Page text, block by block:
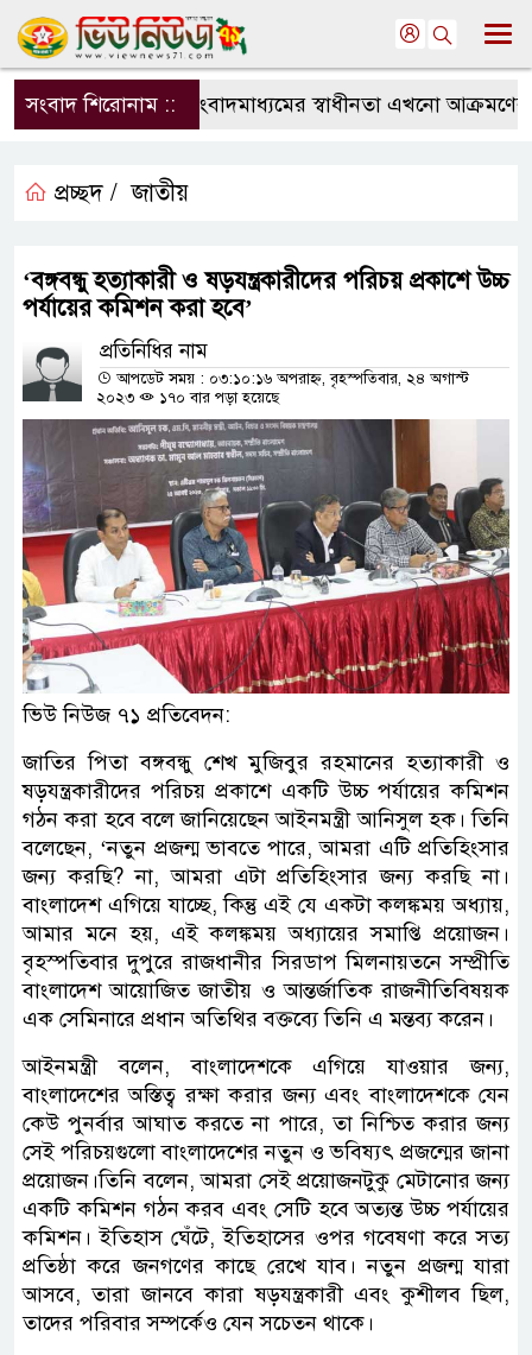
সংবাদ শিরোনাম ::সংবাদমাধ্যমের স্বাধীনতা এখনো আক্রমণের
প্রচ্ছদ / জাতীয়
‘বঙ্গবন্ধু হত্যাকারী ও ষড়যন্ত্রকারীদের পরিচয় প্রকাশে উচ্চ
পর্যায়ের কমিশন করা হবে’
প্রতিনিধির নাম
আপডেট সময় : ০৩:১০:১৬ অপরাহ্ন, বৃহস্পতিবার, ২৪ অগাস্ট
২০২৩
১৭০ বার পড়া হয়েছে
ভিউ নিউজ ৭১ প্রতিবেদন:
জাতির পিতা বঙ্গবন্ধু শেখ মুজিবুর রহমানের হত্যাকারী ও
ষড়যন্ত্রকারীদের পরিচয় প্রকাশে একটি উচ্চ পর্যায়ের কমিশন
গঠন করা হবে বলে জানিয়েছেন আইনমন্ত্রী আনিসুল হক। তিনি
বলেছেন, ‘নতুন প্রজন্ম ভাবতে পারে, আমরা এটি প্রতিহিংসার
জন্য করছি? না, আমরা এটা প্রতিহিংসার জন্য করছি না।
বাংলাদেশ এগিয়ে যাচ্ছে, কিন্তু এই যে একটা কলঙ্কময় অধ্যায়,
আমার মনে হয়, এই কলঙ্কময় অধ্যায়ের সমাপ্তি প্রয়োজন।
বৃহস্পতিবার দুপুরে রাজধানীর সিরডাপ মিলনায়তনে সম্প্রীতি
বাংলাদেশ আয়োজিত জাতীয় ও আন্তর্জাতিক রাজনীতিবিষয়ক
এক সেমিনারে প্রধান অতিথির বক্তব্যে তিনি এ মন্তব্য করেন।
আইনমন্ত্রী বলেন, বাংলাদেশকে এগিয়ে যাওয়ার জন্য,
বাংলাদেশের অস্তিত্ব রক্ষা করার জন্য এবং বাংলাদেশকে যেন
কেউ পুনর্বার আঘাত করতে না পারে, তা নিশ্চিত করার জন্য
সেই পরিচয়গুলো বাংলাদেশের নতুন ও ভবিষ্যৎ প্রজন্মের জানা
প্রয়োজন।তিনি বলেন, আমরা সেই প্রয়োজনটুকু মেটানোর জন্য
একটি কমিশন গঠন করব এবং সেটি হবে অত্যন্ত উচ্চ পর্যায়ের
কমিশন। ইতিহাস ঘেঁটে, ইতিহাসের ওপর গবেষণা করে সত্য
প্রতিষ্ঠা করে জনগণের কাছে রেখে যাব। নতুন প্রজন্ম যারা
আসবে, তারা জানবে কারা ষড়যন্ত্রকারী এবং কুশীলব ছিল,
তাদের পরিবার সম্পর্কেও যেন সচেতন থাকে।